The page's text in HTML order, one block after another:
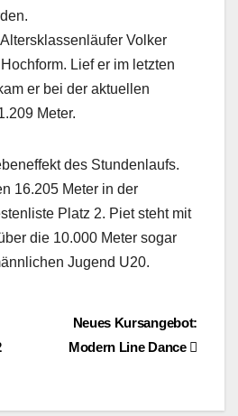
Volker
Lief er im letzten
er bei der aktuellen
Meter.
des Stundenlaufs.
16.205 Meter in der
Platz 2. Piet steht mit
die 10.000 Meter sogar
Jugend U20.
Neues Kursangebot:
Modern Line Dance